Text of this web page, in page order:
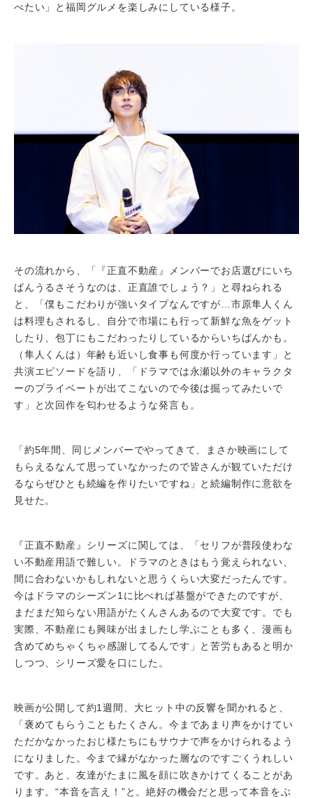
べたい」と福岡グルメを楽しみにしている様子。
その流れから、「『正直不動産』メンバーでお店選びにいち
ばんうるさそうなのは、正直誰でしょう？」と尋ねられる
と、「僕もこだわりが強いタイプなんですが…市原隼人くん
は料理もされるし、自分で市場にも行って新鮮な魚をゲット
したり、包丁にもこだわったりしているからいちばんかも。
（隼人くんは）年齢も近いし食事も何度か行っています」と
共演エピソードを語り、「ドラマでは永瀬以外のキャラクタ
ーのプライベートが出てこないので今後は掘ってみたいで
す」と次回作を匂わせるような発言も。
「約5年間、同じメンバーでやってきて、まさか映画にして
もらえるなんて思っていなかったので皆さんが観ていただけ
るならぜひとも続編を作りたいですね」と続編制作に意欲を
見せた。
『正直不動産』シリーズに関しては、「セリフが普段使わな
い不動産用語で難しい。ドラマのときはもう覚えられない、
間に合わないかもしれないと思うくらい大変だったんです。
今はドラマのシーズン1に比べれば基盤ができたのですが、
まだまだ知らない用語がたくんさんあるので大変です。でも
実際、不動産にも興味が出ましたし学ぶことも多く、漫画も
含めてめちゃくちゃ感謝してるんです」と苦労もあると明か
しつつ、シリーズ愛を口にした。
映画が公開して約1週間、大ヒット中の反響を聞かれると、
「褒めてもらうこともたくさん。今まであまり声をかけてい
ただかなかったおじ様たちにもサウナで声をかけられるよう
になりました。今まで縁がなかった層なのですごくうれしい
です。あと、友達がたまに風を顔に吹きかけてくることがあ
ります。“本音を言え！”と。絶好の機会だと思って本音をぶ